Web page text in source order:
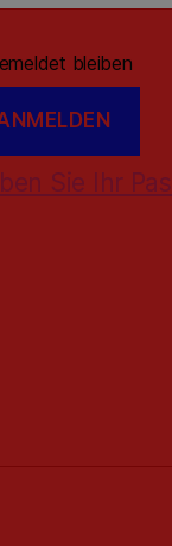
bleiben
Sie Ihr